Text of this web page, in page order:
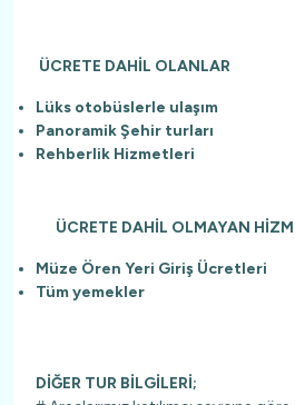
ÜCRETE DAHİL OLANLAR
Lüks otobüslerle ulaşım
Panoramik Şehir turları
Rehberlik Hizmetleri
ÜCRETE DAHİL OLMAYAN
Müze Ören Yeri Giriş Ücretleri
Tüm yemekler
DİĞER TUR BİLGİLERİ;